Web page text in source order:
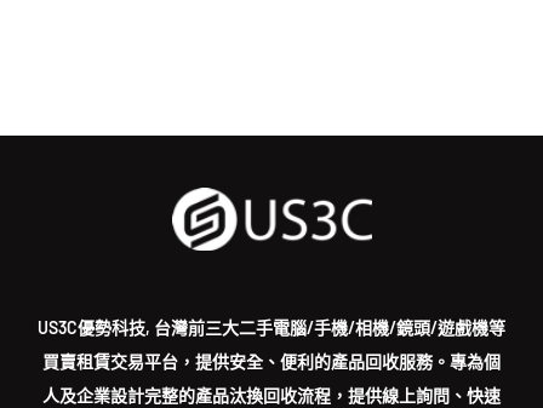
US3C優勢科技, 台灣前三大二手電腦/手機/相機/鏡頭/遊戲機等
買賣租賃交易平台，提供安全、便利的產品回收服務。專為個
人及企業設計完整的產品汰換回收流程，提供線上詢問、快速